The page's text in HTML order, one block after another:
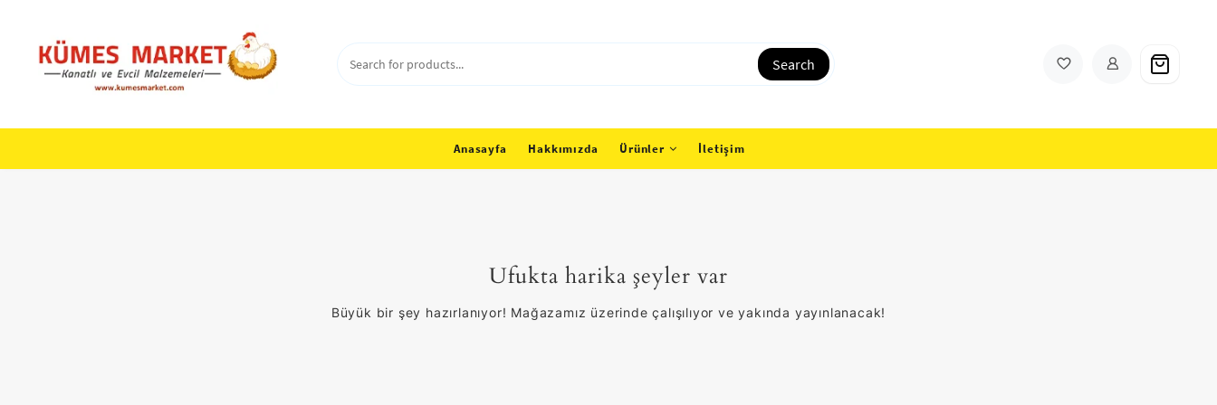
content
Search
Anasayfa Hakkımızda Ürünler İletişim
Ufukta harika şeyler var
Büyük bir şey hazırlanıyor! Mağazamız üzerinde çalışılıyor ve yakında yayınlanacak!